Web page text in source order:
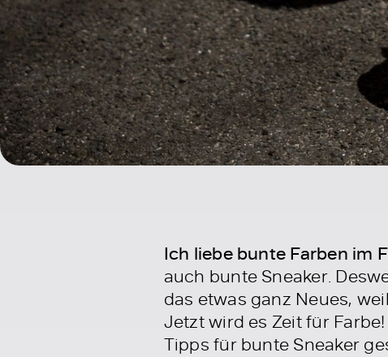
Ich liebe bunte Farben im
auch bunte Sneaker.
das etwas ganz Neues,
Jetzt wird es Zeit für
Tipps für bunte Sneaker